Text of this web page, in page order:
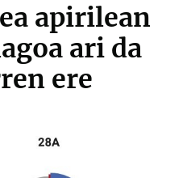
apirilean
ari da
ere